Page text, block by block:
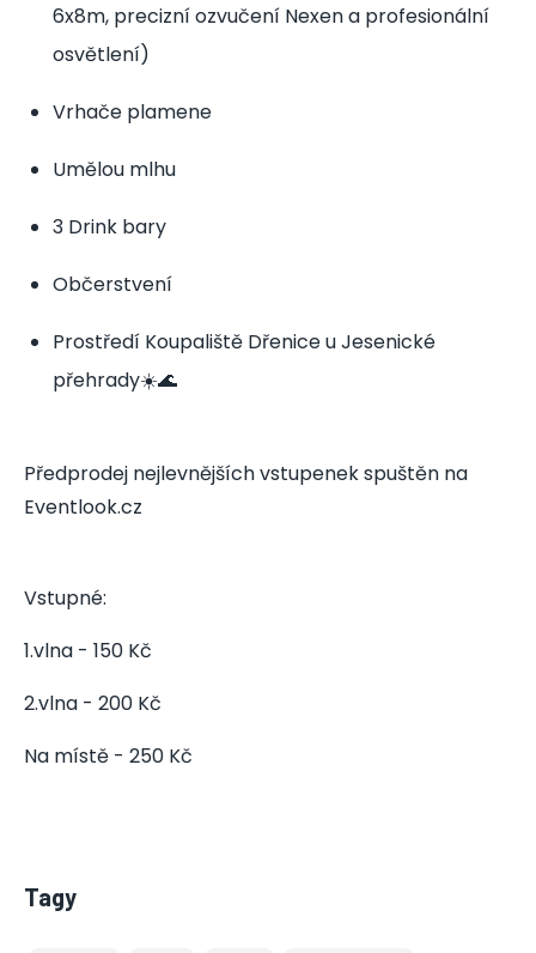
6x8m, precizní ozvučení Nexen a profesionální
osvětlení)
Vrhače plamene
Umělou mlhu
3 Drink bary
Občerstvení
Prostředí Koupaliště Dřenice u Jesenické
přehrady☀️🌊
Předprodej nejlevnějších vstupenek spuštěn na
Eventlook.cz
Vstupné:
1.vlna - 150 Kč
2.vlna - 200 Kč
Na místě - 250 Kč
Tagy